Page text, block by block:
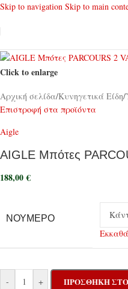
Skip to navigation Skip to main
Click to enlarge
Αρχική σελίδα/Κυνηγετικά Είδη/
Επιστροφή στα προϊόντα
Aigle
AIGLE Μπότες
188,00€
ΝΟΎΜΕΡΟ
- + ΠΡΟΣΘΉΚΗ